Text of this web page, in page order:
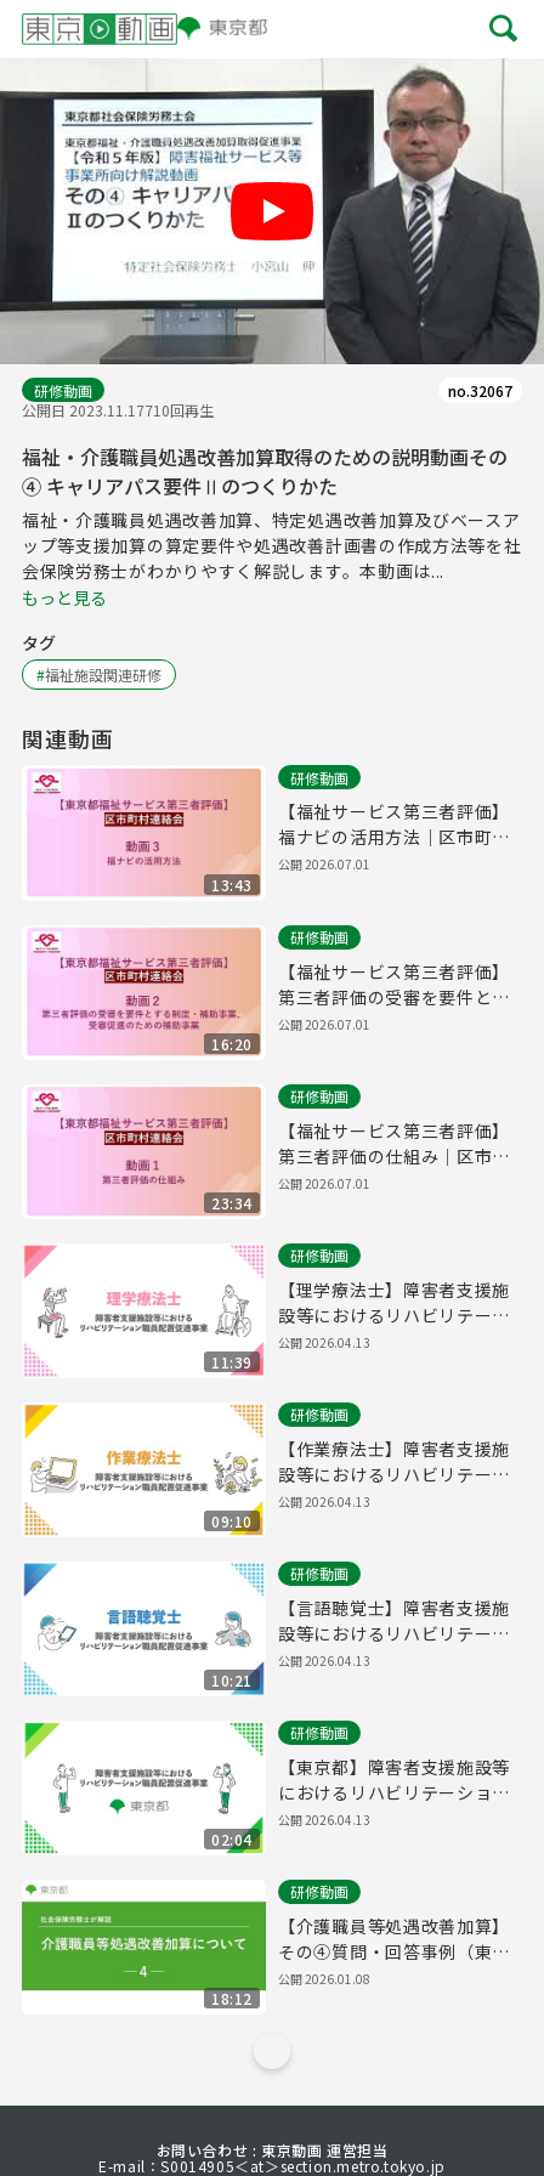
研修動画
公開日 2023.11.17710回再生
no.32067
福祉・介護職員処遇改善加算取得のための説明動画その
④ キャリアパス要件Ⅱのつくりかた
福祉・介護職員処遇改善加算、特定処遇改善加算及びベースア
ップ等支援加算の算定要件や処遇改善計画書の作成方法等を社
会保険労務士がわかりやすく解説します。本動画は...
もっと見る
タグ
#福祉施設関連研修
関連動画
13:43
研修動画
【福祉サービス第三者評価】
福ナビの活用方法｜区市町村
連絡会＃３
公開2026.07.01
16:20
研修動画
【福祉サービス第三者評価】
第三者評価の受審を要件とす
る制度・補助事業｜区市町村
公開2026.07.01
23:34
研修動画
【福祉サービス第三者評価】
第三者評価の仕組み｜区市町
村連絡会＃１
公開2026.07.01
11:39
研修動画
【理学療法士】障害者支援施
設等におけるリハビリテーシ
ョン職員配置促進事業概要説
公開2026.04.13
09:10
研修動画
【作業療法士】障害者支援施
設等におけるリハビリテーシ
ョン職員配置促進事業概要説
公開2026.04.13
10:21
研修動画
【言語聴覚士】障害者支援施
設等におけるリハビリテーシ
ョン職員配置促進事業概要説
公開2026.04.13
02:04
研修動画
【東京都】障害者支援施設等
におけるリハビリテーション
職員配置促進事業概要説明
公開2026.04.13
18:12
研修動画
【介護職員等処遇改善加算】
その④質問・回答事例（東京
都並びに福祉・介護職員処遇
公開2026.01.08
お問い合わせ : 東京動画 運営担当
E-mail：S0014905＜at＞section.metro.tokyo.jp